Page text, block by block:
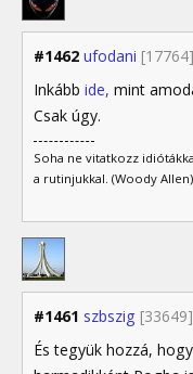
#1462 ufodani [17764]
Inkább ide, mint
Csak úgy.
Soha ne vitatkozz
a rutinjukkal. (Woody Allen)
#1461 szbszig [33649]
És tegyük hozzá,